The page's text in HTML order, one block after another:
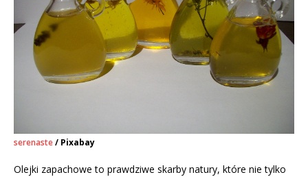
serenaste/ Pixabay
Olejki zapachowe to prawdziwe skarby natury, które nie tylko